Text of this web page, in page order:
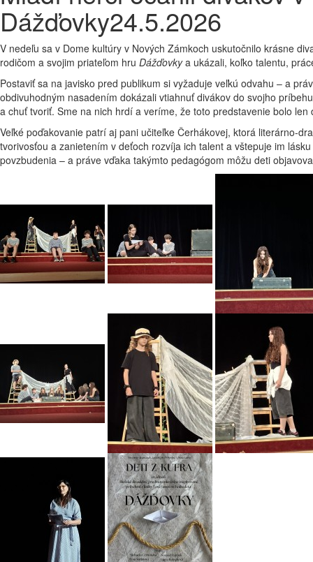
Dážďovky24.5.2026
V nedeľu sa v Dome kultúry v Nových Zámkoch uskutočnilo krásne
rodičom a svojim priateľom hru Dážďovkya ukázali, koľko talentu,
Postaviť sa na javisko pred publikum si vyžaduje veľkú odvahu – a
obdivuhodným nasadením dokázali vtiahnuť divákov do svojho
a chuť tvoriť. Sme na nich hrdí a veríme, že toto predstavenie bolo
Veľké poďakovanie patrí aj pani učiteľke Čerhákovej, ktorá literárno-
tvorivosťou a zanietením v deťoch rozvíja ich talent a vštepuje im
povzbudenia – a práve vďaka takýmto pedagógom môžu deti